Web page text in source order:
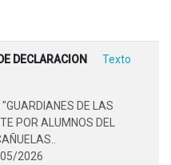
DECLARACION
Texto
DE LAS
POR ALUMNOS DEL
2026